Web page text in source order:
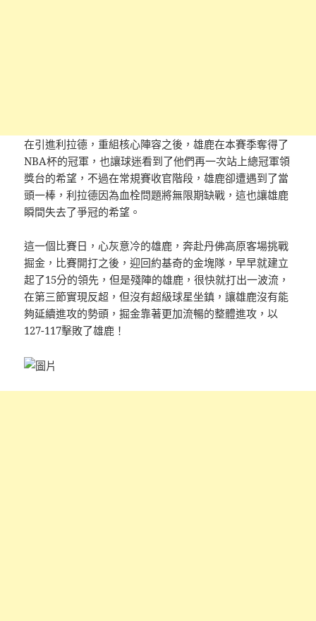
在引進利拉德，重組核心陣容之後，雄鹿在本賽季奪得了
NBA杯的冠軍，也讓球迷看到了他們再一次站上總冠軍領
獎台的希望，不過在常規賽收官階段，雄鹿卻遭遇到了當
頭一棒，利拉德因為血栓問題將無限期缺戰，這也讓雄鹿
瞬間失去了爭冠的希望。
這一個比賽日，心灰意冷的雄鹿，奔赴丹佛高原客場挑戰
掘金，比賽開打之後，迎回約基奇的金塊隊，早早就建立
起了15分的領先，但是殘陣的雄鹿，很快就打出一波流，
在第三節實現反超，但沒有超級球星坐鎮，讓雄鹿沒有能
夠延續進攻的勢頭，掘金靠著更加流暢的整體進攻，以
127-117擊敗了雄鹿！